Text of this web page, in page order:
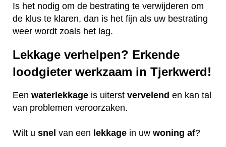
Is het nodig om de bestrating te verwijderen om
de klus te klaren, dan is het fijn als uw bestrating
weer wordt zoals het lag.
Lekkage verhelpen? Erkende
loodgieter werkzaam in Tjerkwerd!
Een waterlekkage is uiterst vervelend en kan tal
van problemen veroorzaken.
Wilt u snel van een lekkage in uw woning af?